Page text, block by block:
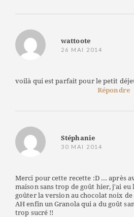
wattoote
26 MAI 2014
voilà qui est parfait pour le petit
Répondre
Stéphanie
30 MAI 2014
Merci pour cette recette :D ... après
maison sans trop de goût hier, j'ai eu
goûter la version au chocolat noix de
AH enfin un Granola qui a du goût
trop sucré !!